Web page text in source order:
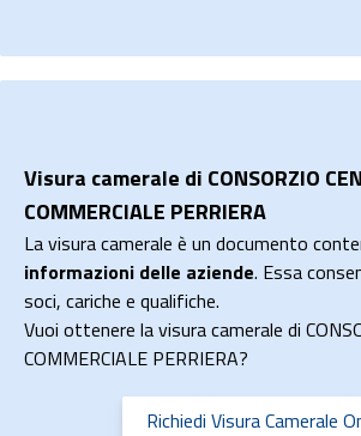
Visura camerale di CONSORZIO
COMMERCIALE PERRIERA
La visura camerale è un documento
informazioni delle aziende. Essa
soci, cariche e qualifiche.
Vuoi ottenere la visura camerale di
COMMERCIALE PERRIERA?
Richiedi Visura Camerale